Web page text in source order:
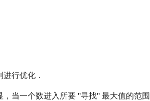
行优化．
当一个数进入所要 "寻找" 最大值的范围